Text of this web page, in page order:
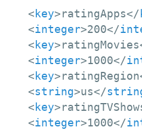
<key>ratingApps</
<integer>200</
<key>ratingMovies
<integer>1000</
<key>ratingRegion
<string>us</
<key>
<integer>1000</